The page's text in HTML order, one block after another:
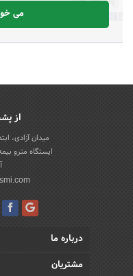
می
از
میدان آزادی،
ایستگاه مترو
درباره ما
مشتریان